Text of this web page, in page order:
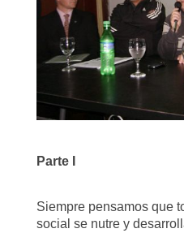
Parte I
Siempre pensamos que
social se nutre y